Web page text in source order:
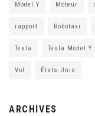
Model Y Moteur
rapport Robotaxi
Tesla Tesla Model Y
Vol États-Unis
ARCHIVES